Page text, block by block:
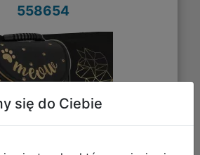
558654
się do Ciebie